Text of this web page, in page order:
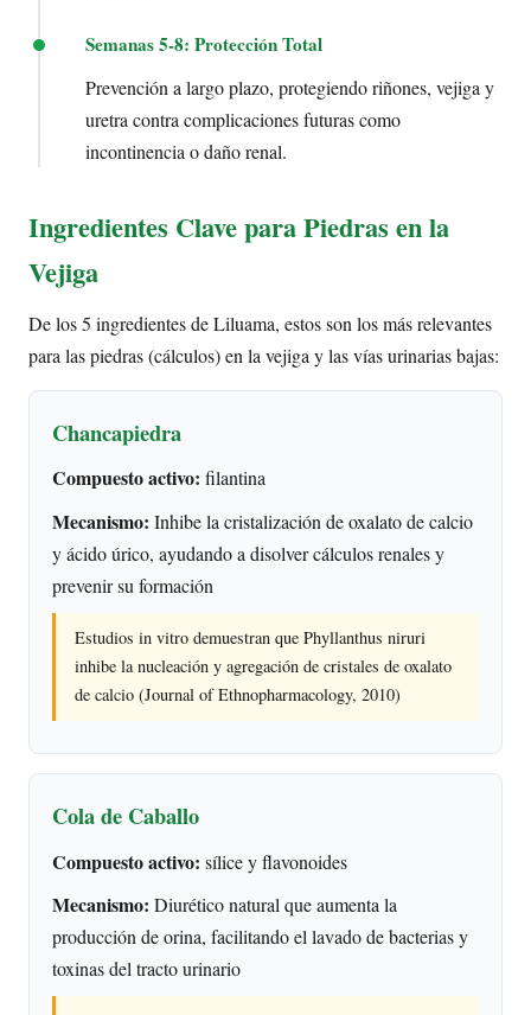
Semanas 5-8: Protección Total
Prevención a largo plazo, protegiendo riñones, vejiga y
uretra contra complicaciones futuras como
incontinencia o daño renal.
Ingredientes Clave para Piedras en la
Vejiga
De los 5 ingredientes de Liluama, estos son los más relevantes
para las piedras (cálculos) en la vejiga y las vías urinarias bajas:
Chancapiedra
Compuesto activo: filantina
Mecanismo: Inhibe la cristalización de oxalato de calcio
y ácido úrico, ayudando a disolver cálculos renales y
prevenir su formación
Estudios in vitro demuestran que Phyllanthus niruri
inhibe la nucleación y agregación de cristales de oxalato
de calcio (Journal of Ethnopharmacology, 2010)
Cola de Caballo
Compuesto activo: sílice y flavonoides
Mecanismo: Diurético natural que aumenta la
producción de orina, facilitando el lavado de bacterias y
toxinas del tracto urinario